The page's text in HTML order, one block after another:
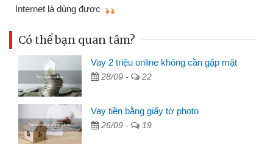
Có thể bạn quan tâm?
Vay 2 triệu online không cần gặp mặt
28/09 - 22
Vay tiền bằng giấy tờ photo
26/09 - 19